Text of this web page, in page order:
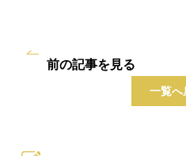
前の記事を見る
一覧へ